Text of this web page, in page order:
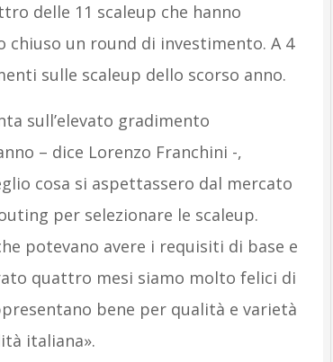
delle 11 scaleup che hanno
chiuso un round di investimento. A 4
sulle scaleup dello scorso anno.
sull’elevato gradimento
– dice Lorenzo Franchini -,
cosa si aspettassero dal mercato
per selezionare le scaleup.
potevano avere i requisiti di base e
quattro mesi siamo molto felici di
bene per qualità e varietà
italiana».